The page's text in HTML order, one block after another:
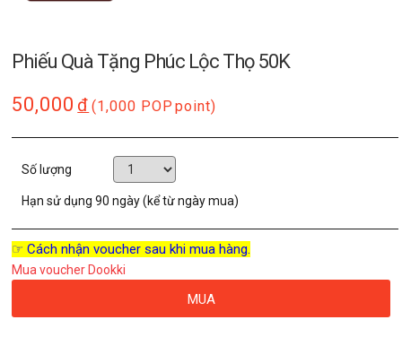
Phiếu Quà Tặng Phúc Lộc Thọ 50K
50,000 đ (1,000 POP point)
Số lượng
Hạn sử dụng90 ngày (kể từ ngày mua)
☞ Cách nhận voucher sau khi mua hàng.
Mua voucher Dookki
MUA